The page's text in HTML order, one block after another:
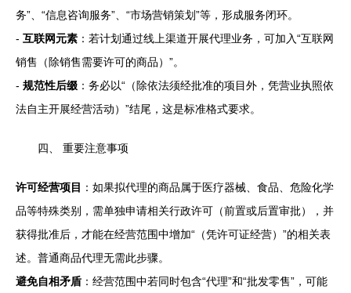
务”、“信息咨询服务”、“市场营销策划”等，形成服务闭环。
- 互联网元素 ：若计划通过线上渠道开展代理业务，可加入“互联网
销售（除销售需要许可的商品）”。
- 规范性后缀 ：务必以“（除依法须经批准的项目外，凭营业执照依
法自主开展经营活动）”结尾，这是标准格式要求。
四、 重要注意事项
许可经营项目 ：如果拟代理的商品属于医疗器械、食品、危险化学
品等特殊类别，需单独申请相关行政许可（前置或后置审批），并
获得批准后，才能在经营范围中增加“（凭许可证经营）”的相关表
述。普通商品代理无需此步骤。
避免自相矛盾 ：经营范围中若同时包含“代理”和“批发零售”，可能